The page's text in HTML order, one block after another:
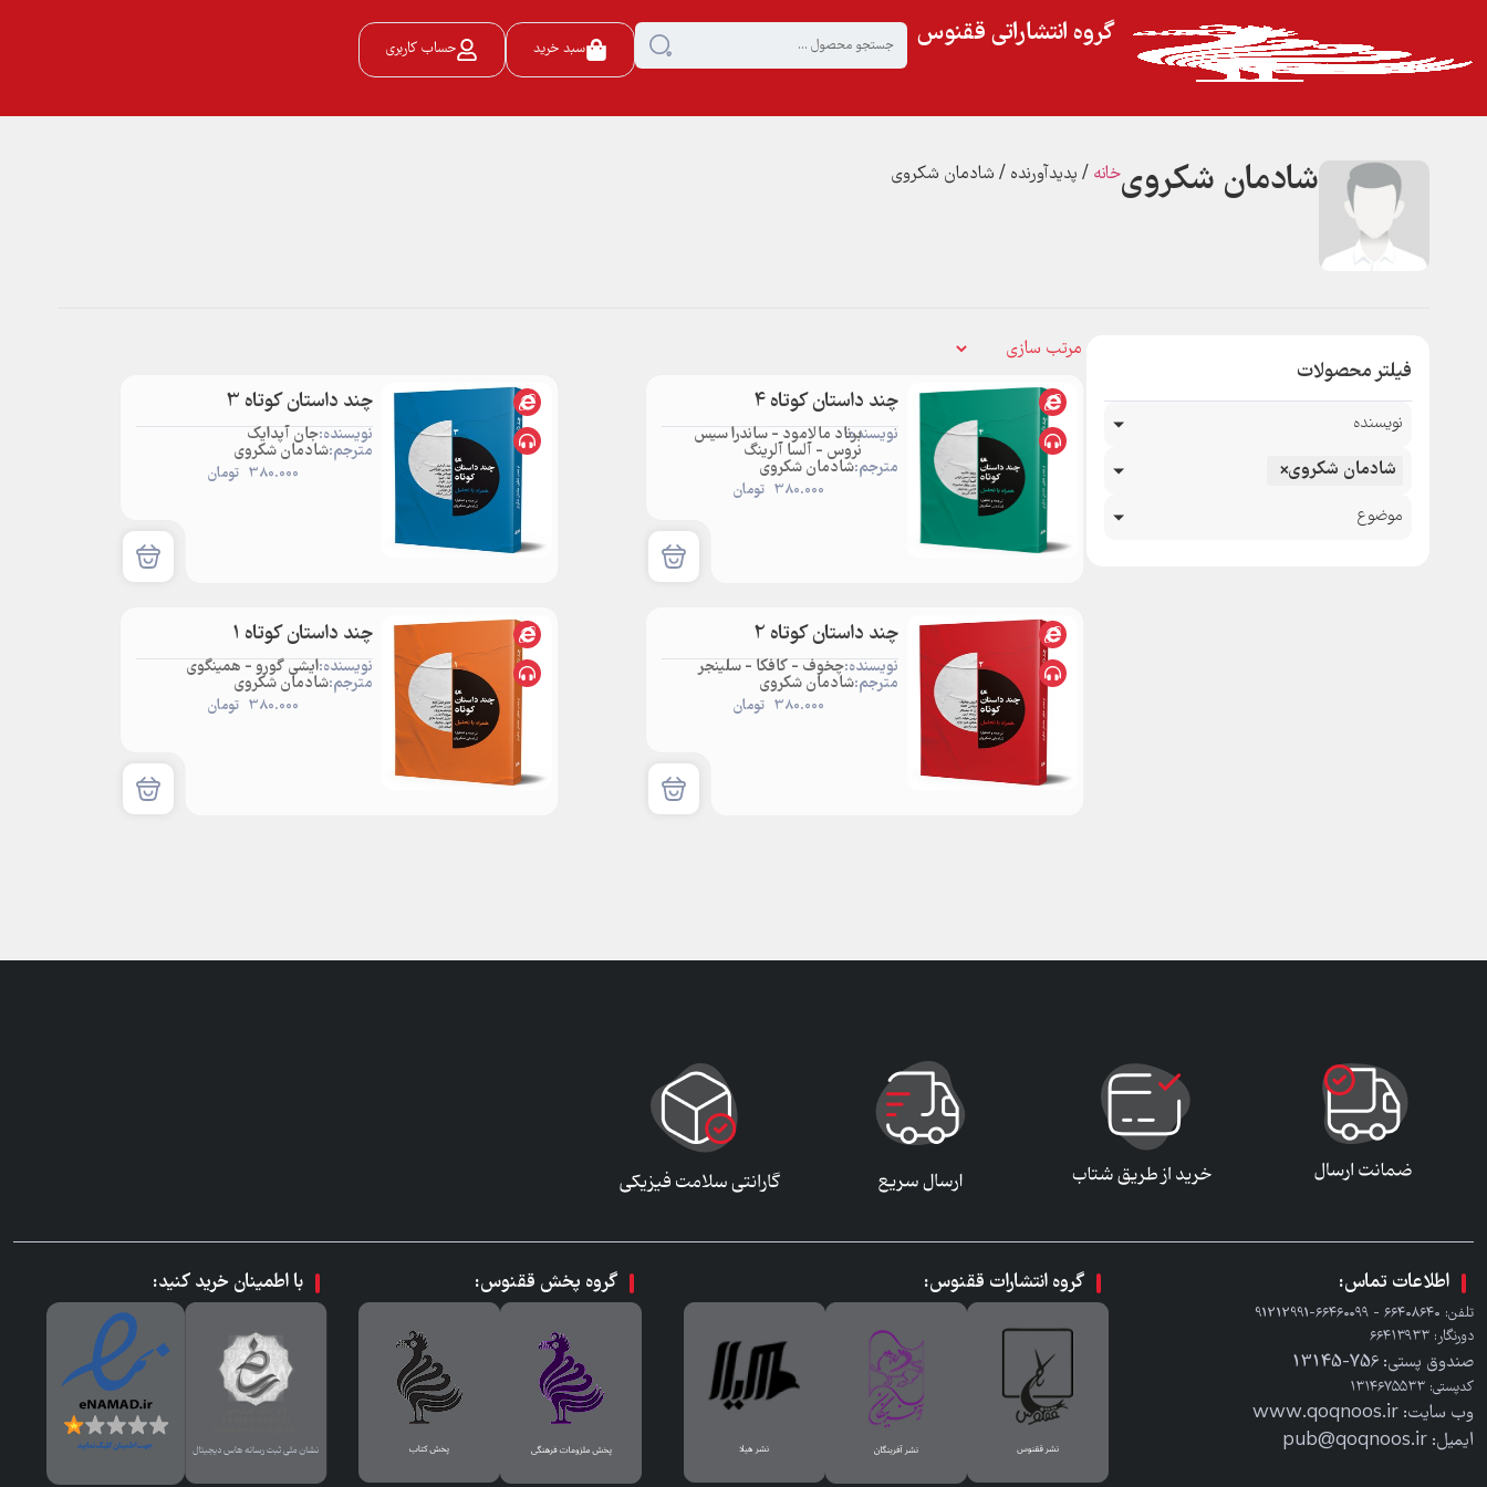
گروه انتشاراتی ققنوس سبد خرید حساب کاربری
شادمان شکرویخانه / پدیدآورنده / شادمان شکروی
فیلتر محصولات
نویسنده
شادمان شکروی×
موضوع
چند داستان کوتاه 4
نویسنده:برناد مالامود - ساندرا سیس
نروس - آلسا آلرینگ
مترجم:شادمان شکروی
380.000 تومان
چند داستان کوتاه 3
نویسنده:جان آپدایک
مترجم:شادمان شکروی
380.000 تومان
چند داستان کوتاه 2
نویسنده:چخوف - کافکا - سلینجر
مترجم:شادمان شکروی
380.000 تومان
چند داستان کوتاه 1
نویسنده:ایشی گورو - همینگوی
مترجم:شادمان شکروی
380.000 تومان
اطلاعات تماس:
تلفن: ٦٦٤٠٨٦٤٠ - ٦٦٤٦٠٠٩٩-91212991
دورنگار: ٦٦٤١٣٩٣٣
صندوق پستی: 756-13145
کدپستی: ۱۳۱۴۶۷۵۵۳۳
وب سایت: www.qoqnoos.ir
ایمیل: pub@qoqnoos.ir
گروه انتشارات ققنوس: گروه پخش ققنوس: با اطمینان خرید کنید: